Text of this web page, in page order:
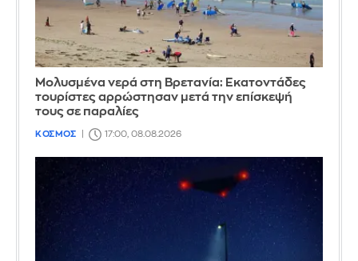
Μολυσμένα νερά στη Βρετανία: Εκατοντάδες
τουρίστες αρρώστησαν μετά την επίσκεψή
τους σε παραλίες
ΚΟΣΜΟΣ 17:00, 08.08.2026